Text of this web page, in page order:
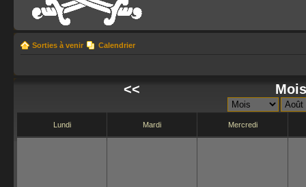
Sorties à venir Calendrier
<<
Lundi Mardi Mercredi